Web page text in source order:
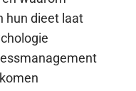
hun dieet laat